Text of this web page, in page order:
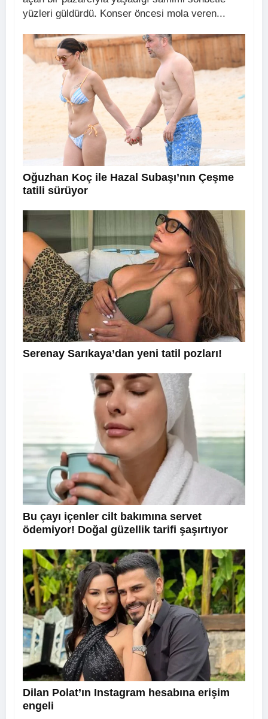
yüzleri güldürdü. Konser öncesi mola veren...
Oğuzhan Koç ile Hazal Subaşı’nın Çeşme
tatili sürüyor
Serenay Sarıkaya’dan yeni tatil pozları!
Bu çayı içenler cilt bakımına servet
ödemiyor! Doğal güzellik tarifi şaşırtıyor
Dilan Polat’ın Instagram hesabına erişim
engeli